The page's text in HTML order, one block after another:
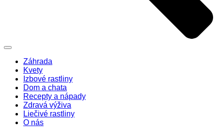
Záhrada
Kvety
Izbové rastliny
Dom a chata
Recepty a nápady
Zdravá výživa
Liečivé rastliny
O nás